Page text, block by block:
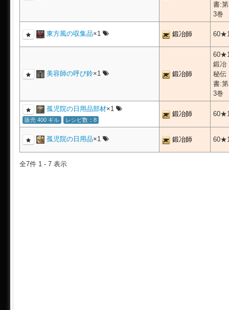
書:第
3巻
東方風の収集品×1 鍛冶師
美容師の呼び鈴×1 鍛冶師
鍛冶
秘伝
書:第
3巻
孤児院の日用品部材×1
販売 400 ギル レシピ数：8
鍛冶師
孤児院の日用品×1 鍛冶師
全7件 1 - 7 表示